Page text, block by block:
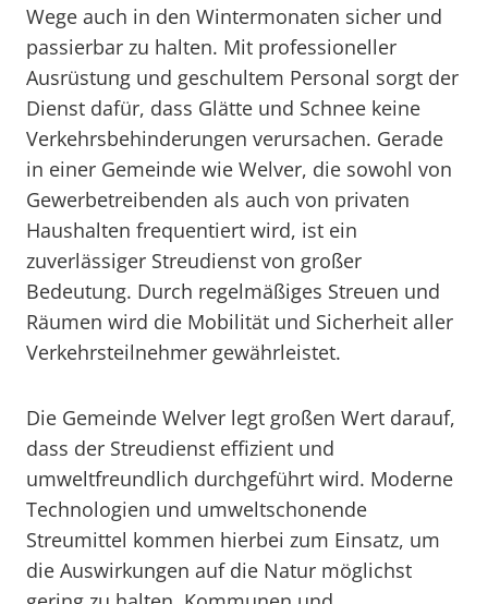
Wege auch in den Wintermonaten sicher und
passierbar zu halten. Mit professioneller
Ausrüstung und geschultem Personal sorgt der
Dienst dafür, dass Glätte und Schnee keine
Verkehrsbehinderungen verursachen. Gerade
in einer Gemeinde wie Welver, die sowohl von
Gewerbetreibenden als auch von privaten
Haushalten frequentiert wird, ist ein
zuverlässiger Streudienst von großer
Bedeutung. Durch regelmäßiges Streuen und
Räumen wird die Mobilität und Sicherheit aller
Verkehrsteilnehmer gewährleistet.
Die Gemeinde Welver legt großen Wert darauf,
dass der Streudienst effizient und
umweltfreundlich durchgeführt wird. Moderne
Technologien und umweltschonende
Streumittel kommen hierbei zum Einsatz, um
die Auswirkungen auf die Natur möglichst